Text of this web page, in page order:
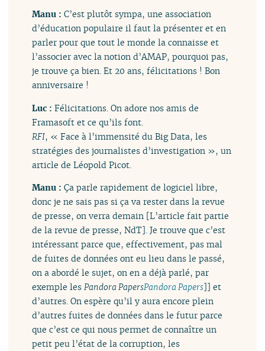
Manu :C’est plutôt sympa, une association
d’éducation populaire il faut la présenter et en
parler pour que tout le monde la connaisse et
l’associer avec la notion d’AMAP, pourquoi pas,
je trouve ça bien. Et 20 ans, félicitations ! Bon
anniversaire !
Luc :Félicitations. On adore nos amis de
Framasoft et ce qu’ils font.
RFI, « Face à l’immensité du Big Data, les
stratégies des journalistes d’investigation », un
article de Léopold Picot.
Manu :Ça parle rapidement de logiciel libre,
donc je ne sais pas si ça va rester dans la revue
de presse, on verra demain [L’article fait partie
de la revue de presse, NdT]. Je trouve que c’est
intéressant parce que, effectivement, pas mal
de fuites de données ont eu lieu dans le passé,
on a abordé le sujet, on en a déjà parlé, par
exemple lesPandora PapersPandora Papers]] et
d’autres. On espère qu’il y aura encore plein
d’autres fuites de données dans le futur parce
que c’est ce qui nous permet de connaître un
petit peu l’état de la corruption, les